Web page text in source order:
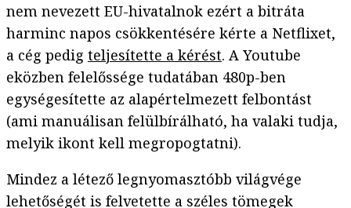
nem nevezett EU-hivatalnok ezért a bitráta
harminc napos csökkentésére kérte a Netflixet,
a cég pedig teljesítette a kérést. A Youtube
eközben felelőssége tudatában 480p-ben
egységesítette az alapértelmezett felbontást
(ami manuálisan felülbírálható, ha valaki tudja,
melyik ikont kell megropogtatni).
Mindez a létező legnyomasztóbb világvége
lehetőségét is felvetette a széles tömegek